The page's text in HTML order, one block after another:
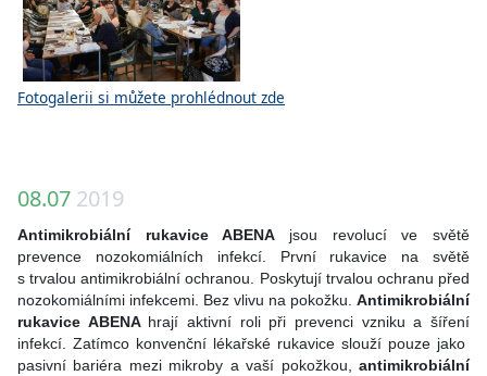
Fotogalerii si můžete prohlédnout zde
08.07 2019
Antimikrobiální rukavice ABENA jsou revolucí ve světě
prevence nozokomiálních infekcí. První rukavice na světě
s trvalou antimikrobiální ochranou. Poskytují trvalou ochranu před
nozokomiálními infekcemi. Bez vlivu na pokožku. Antimikrobiální
rukavice ABENA hrají aktivní roli při prevenci vzniku a šíření
infekcí. Zatímco konvenční lékařské rukavice slouží pouze jako
pasivní bariéra mezi mikroby a vaší pokožkou, antimikrobiální